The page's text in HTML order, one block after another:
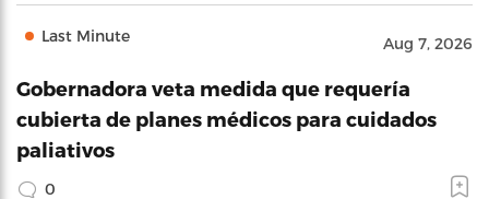
Last Minute Aug 7, 2026
Gobernadora veta medida que requería
cubierta de planes médicos para cuidados
paliativos
0